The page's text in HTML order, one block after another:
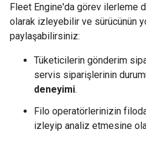
Fleet Engine'da görev ilerleme
olarak izleyebilir ve sürücünün
paylaşabilirsiniz:
Tüketicilerin gönderim
servis siparişlerinin
deneyimi.
Filo operatörlerinizin
izleyip analiz etmesine